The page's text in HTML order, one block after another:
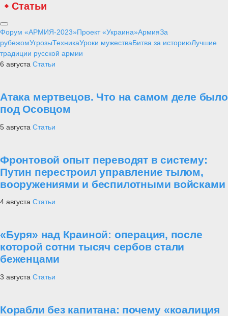
Статьи
Форум «АРМИЯ-2023»Проект «Украина»АрмияЗа
рубежомУгрозыТехникаУроки мужестваБитва за историюЛучшие
традиции русской армии
6 августа Статьи
Атака мертвецов. Что на самом деле было
под Осовцом
5 августа Статьи
Фронтовой опыт переводят в систему:
Путин перестроил управление тылом,
вооружениями и беспилотными войсками
4 августа Статьи
«Буря» над Краиной: операция, после
которой сотни тысяч сербов стали
беженцами
3 августа Статьи
Корабли без капитана: почему «коалиция